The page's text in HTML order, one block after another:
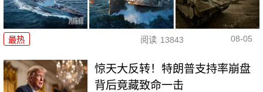
最热 阅读 13843 08-05
惊天大反转！特朗普支持率崩盘
背后竟藏致命一击